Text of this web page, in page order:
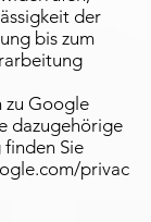
der
bis zum
zu Google
dazugehörige
Sie
privac